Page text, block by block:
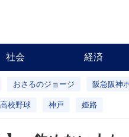
社会 経済
おさるのジョージ 阪急阪神
高校野球 神戸 姫路